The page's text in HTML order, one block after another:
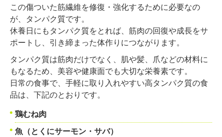
この傷ついた筋繊維を修復・強化するために必要なの
が、タンパク質です。
休養日にもタンパク質をとれば、筋肉の回復や成長をサ
ポートし、引き締まった体作りにつながります。
タンパク質は筋肉だけでなく、肌や髪、爪などの材料に
もなるため、美容や健康面でも大切な栄養素です。
日常の食事で、手軽に取り入れやすい高タンパク質の食
品は、下記のとおりです。
鶏むね肉
魚（とくにサーモン・サバ）